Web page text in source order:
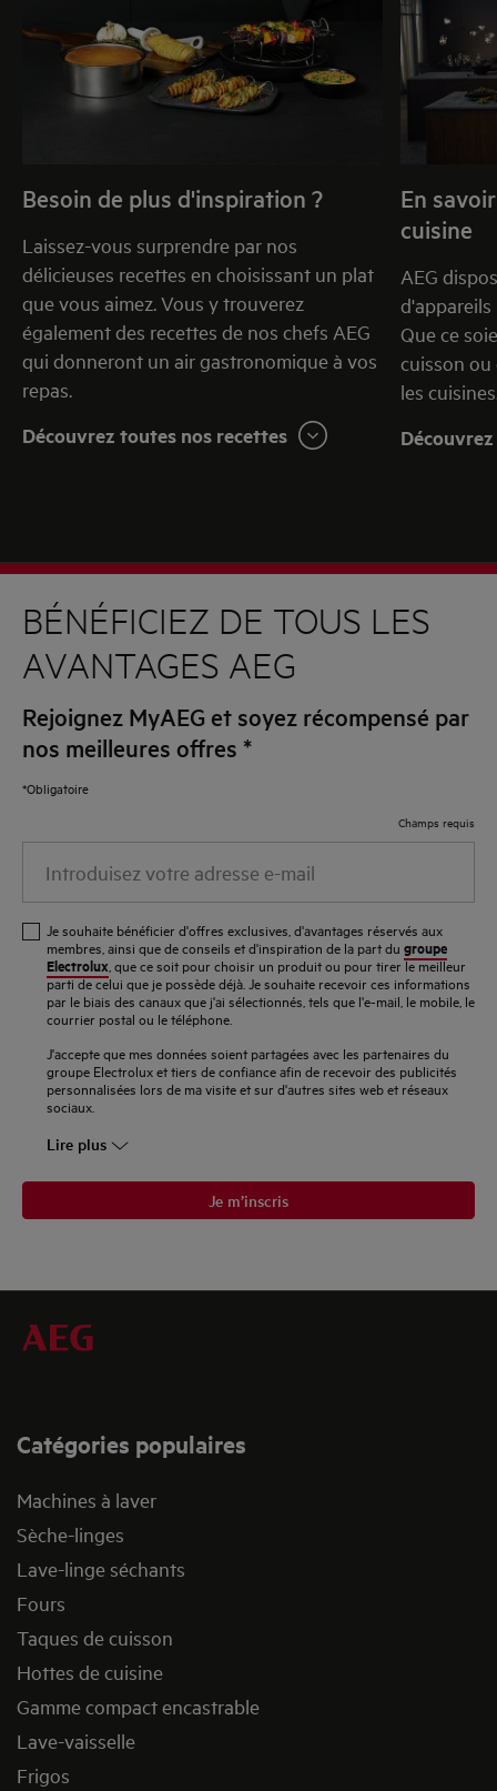
Besoin de plus d'inspiration ?
Laissez-vous surprendre par nos
délicieuses recettes en choisissant un plat
que vous aimez. Vous y trouverez
également des recettes de nos chefs AEG
qui donneront un air gastronomique à vos
repas.
Découvrez toutes nos recettes
En
cuisine
AEG
Que ce
cuisson
les
BÉNÉFICIEZ DE TOUS LES
AVANTAGES AEG
Rejoignez MyAEG et soyez récompensé par
nos meilleures offres *
*Obligatoire
Champs requis
votre
e-
mail
Je souhaite bénéficier d'offres exclusives, d'avantages réservés aux
membres, ainsi que de conseils et d'inspiration de la part du groupe
Electrolux , que ce soit pour choisir un produit ou pour tirer le meilleur
parti de celui que je possède déjà. Je souhaite recevoir ces informations
par le biais des canaux que j'ai sélectionnés, tels que l'e-mail, le mobile, le
courrier postal ou le téléphone.
J'accepte que mes données soient partagées avec les partenaires du
groupe Electrolux et tiers de confiance afin de recevoir des publicités
personnalisées lors de ma visite et sur d'autres sites web et réseaux
sociaux.
Lire plus
Je m’inscris
Catégories populaires
Machines à laver
Sèche-linges
Lave-linge séchants
Fours
Taques de cuisson
Hottes de cuisine
Gamme compact encastrable
Lave-vaisselle
Frigos